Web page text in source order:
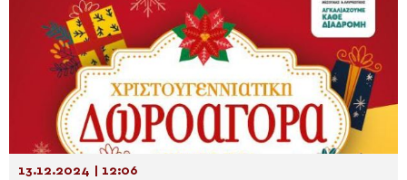
13.12.2024 | 12:06